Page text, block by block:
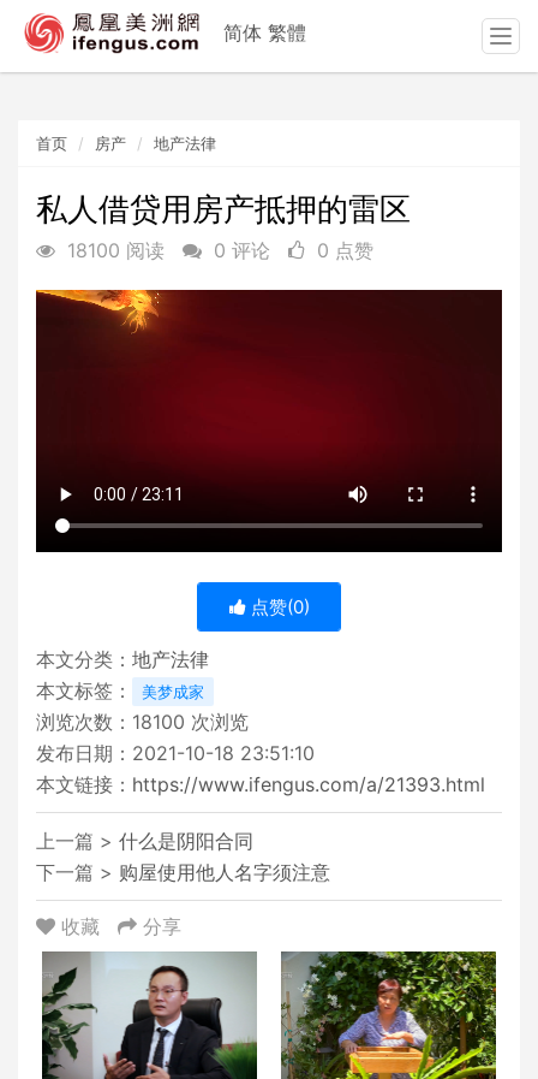
首页 房产 地产法律
私人借贷用房产抵押的雷区
18100 阅读 0 评论 0 点赞
点赞(0)
本文分类： 地产法律
本文标签：
美梦成家
浏览次数： 18100 次浏览
发布日期：2021-10-18 23:51:10
本文链接： https://www.ifengus.com/a/21393.html
上一篇 > 什么是阴阳合同
下一篇 > 购屋使用他人名字须注意
收藏 分享
简体 繁體
T
o